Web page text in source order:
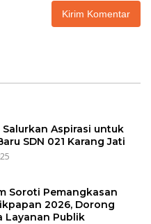
Aspirasi untuk
SDN 021 Karang Jati
Soroti Pemangkasan
2026, Dorong
Layanan Publik